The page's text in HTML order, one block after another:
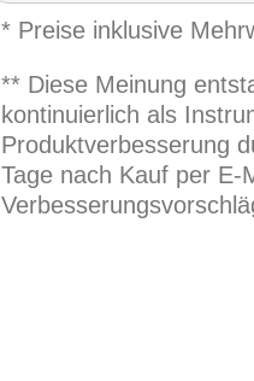
* Preise inklusive
** Diese Meinung
kontinuierlich als
Produktverbesserung
Tage nach Kauf per E-